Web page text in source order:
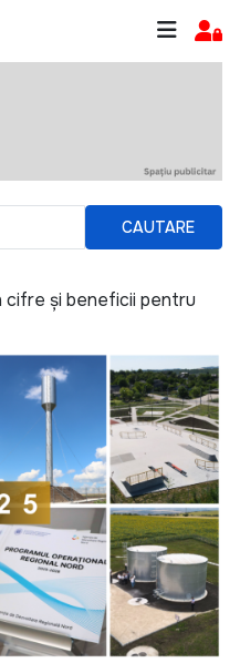
CAUTARE
cifre și beneficii pentru